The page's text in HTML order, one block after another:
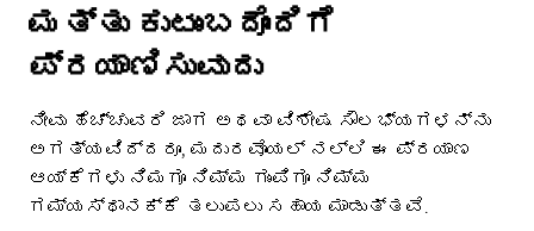
ಮತ್ತು ಕುಟುಂಬದೊಂದಿಗೆ
ಪ್ರಯಾಣಿಸುವುದು
ನೀವು ಹೆಚ್ಚುವರಿ ಜಾಗ ಅಥವಾ ವಿಶೇಷ ಸೌಲಭ್ಯಗಳನ್ನು
ಅಗತ್ಯವಿದ್ದರೂ, ಮದುರವೊಯಲ್ ನಲ್ಲಿ ಈ ಪ್ರಯಾಣ
ಆಯ್ಕೆಗಳು ನಿಮಗೂ ನಿಮ್ಮ ಗುಂಪಿಗೂ ನಿಮ್ಮ
ಗಮ್ಯಸ್ಥಾನಕ್ಕೆ ತಲುಪಲು ಸಹಾಯ ಮಾಡುತ್ತವೆ.